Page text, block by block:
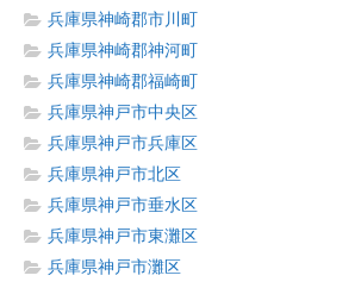
兵庫県神崎郡市川町
兵庫県神崎郡神河町
兵庫県神崎郡福崎町
兵庫県神戸市中央区
兵庫県神戸市兵庫区
兵庫県神戸市北区
兵庫県神戸市垂水区
兵庫県神戸市東灘区
兵庫県神戸市灘区